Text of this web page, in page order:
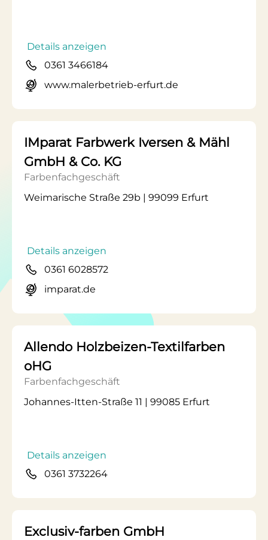
Details anzeigen
0361 3466184
www.malerbetrieb-erfurt.de
IMparat Farbwerk Iversen & Mähl
GmbH & Co. KG
Farbenfachgeschäft
Weimarische Straße 29b | 99099 Erfurt
Details anzeigen
0361 6028572
imparat.de
Allendo Holzbeizen-Textilfarben
oHG
Farbenfachgeschäft
Johannes-Itten-Straße 11 | 99085 Erfurt
Details anzeigen
0361 3732264
Exclusiv-farben GmbH